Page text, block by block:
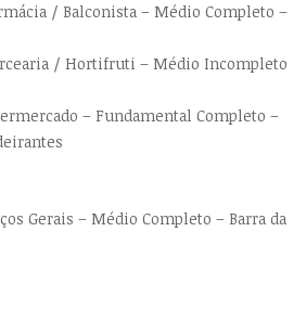
/ Balconista – Médio Completo –
/ Hortifruti – Médio Incompleto
– Fundamental Completo –
Gerais – Médio Completo – Barra da